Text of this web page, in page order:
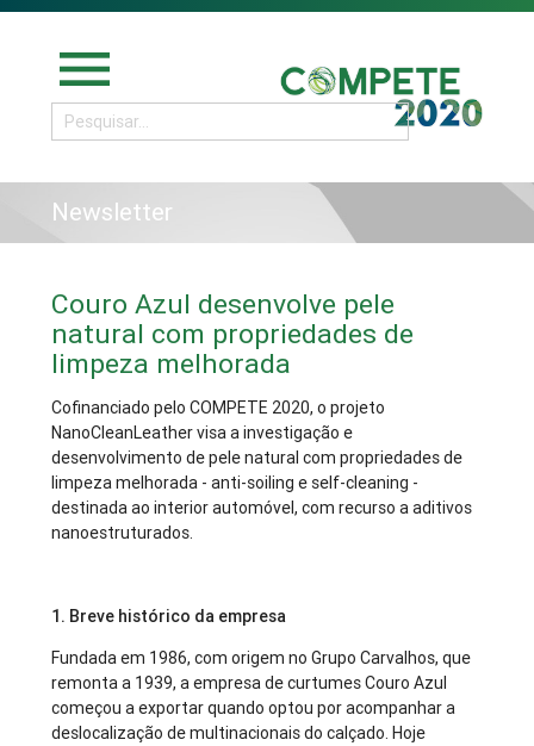
menu
Newsletter
Couro Azul desenvolve pele
natural com propriedades de
limpeza melhorada
Cofinanciado pelo COMPETE 2020, o projeto
NanoCleanLeather visa a investigação e
desenvolvimento de pele natural com propriedades de
limpeza melhorada - anti-soiling e self-cleaning -
destinada ao interior automóvel, com recurso a aditivos
nanoestruturados.
1. Breve histórico da empresa
Fundada em 1986, com origem no Grupo Carvalhos, que
remonta a 1939, a empresa de curtumes Couro Azul
começou a exportar quando optou por acompanhar a
deslocalização de multinacionais do calçado. Hoje